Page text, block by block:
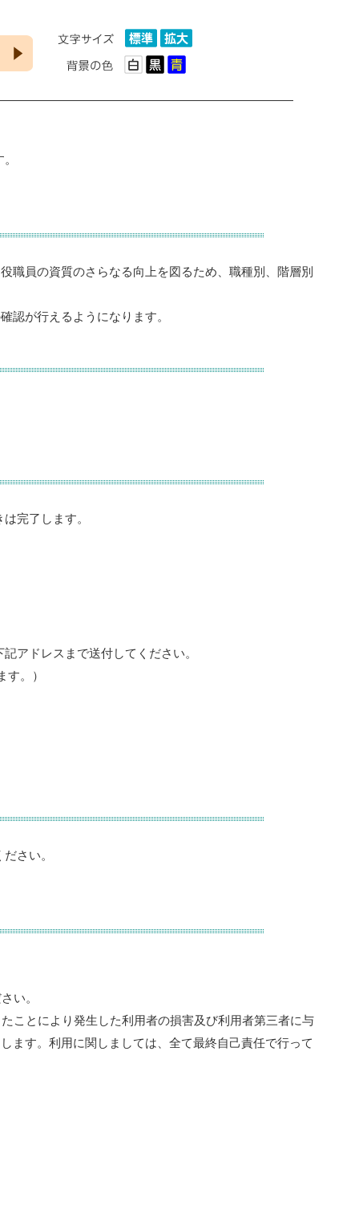
職員の資質のさらなる向上を図るため、職種別、階層別
認が行えるようになります。
完了します。
アドレスまで送付してください。
。）
さい。
い。
ことにより発生した利用者の損害及び利用者第三者に与
ます。利用に関しましては、全て最終自己責任で行って